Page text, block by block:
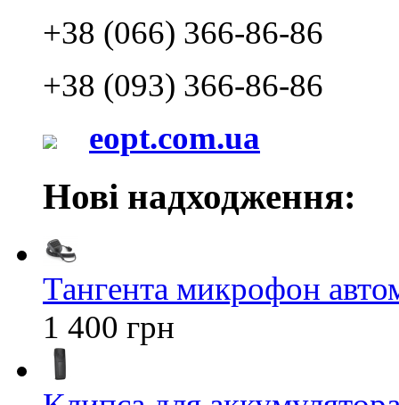
+38 (066) 366-86-86
+38 (093) 366-86-86
eopt.com.ua
Нові надходження:
Тангента микрофон
1 400 грн